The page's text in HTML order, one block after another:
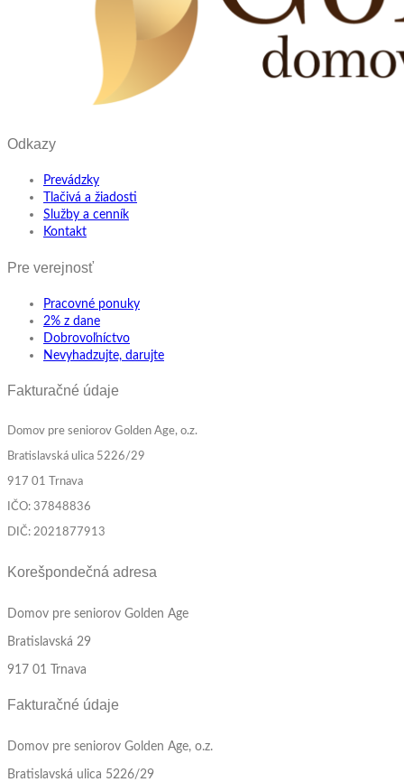
Odkazy
Prevádzky
Tlačivá a žiadosti
Služby a cenník
Kontakt
Pre verejnosť
Pracovné ponuky
2% z dane
Dobrovoľníctvo
Nevyhadzujte, darujte
Fakturačné údaje
Domov pre seniorov Golden Age, o.z.
Bratislavská ulica 5226/29
917 01 Trnava
IČO: 37848836
DIČ: 2021877913
Korešpondečná adresa
Domov pre seniorov Golden Age
Bratislavská 29
917 01 Trnava
Fakturačné údaje
Domov pre seniorov Golden Age, o.z.
Bratislavská ulica 5226/29